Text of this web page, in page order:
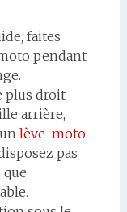
faites
pendant
plus droit
arrière,
lève-moto
pas
que